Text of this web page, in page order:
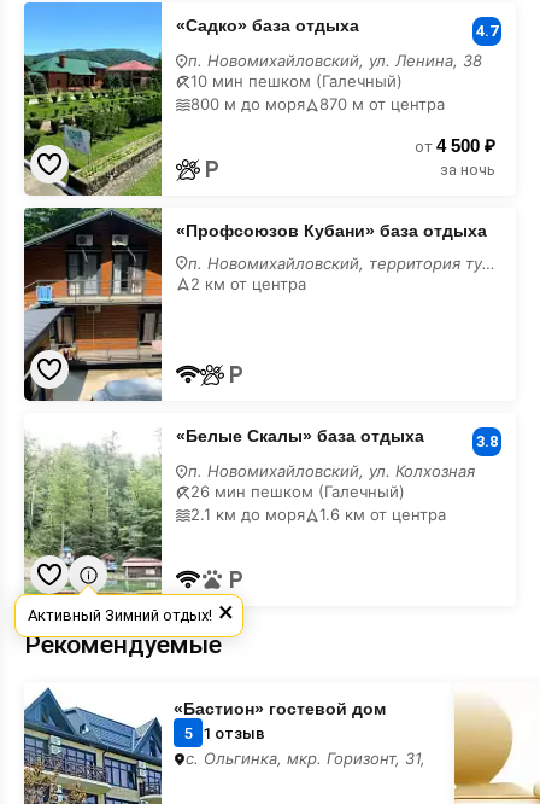
«Садко»
отдыха
«Садко» база отдыха 4.7
п. Новомихайловский, ул. Ленина, 38
10 мин пешком (Галечный)
800 м до моря
870 м от центра
от 4 500 ₽
за ночь
«Профсоюзов
Кубани»
база
отдыха
«Профсоюзов Кубани» база отдыха
п. Новомихайловский, территория турбазы "Приморская"
2 км от центра
Скалы»
база
отдыха
«Белые Скалы» база отдыха 3.8
п. Новомихайловский, ул. Колхозная
26 мин пешком (Галечный)
2.1 км до моря
1.6 км от центра
Рекомендуемые
«Бастион»
гостевой
дом
«Бастион» гостевой дом
5 1 отзыв
с. Ольгинка, мкр. Горизонт, 31,
для
вашего
баннера
×
Активный Зимний отдых!